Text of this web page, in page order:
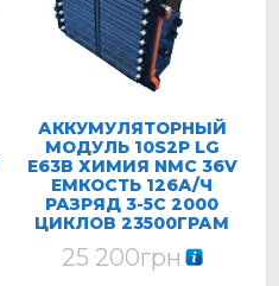
АККУМУЛЯТОРНЫЙ
МОДУЛЬ 10S2P LG
E63B ХИМИЯ NMC 36V
ЕМКОСТЬ 126А/Ч
РАЗРЯД 3-5C 2000
ЦИКЛОВ 23500ГРАМ
25 200грн